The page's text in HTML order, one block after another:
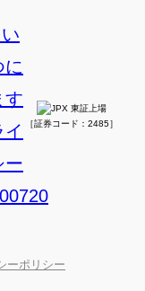
［証券コード：2485］
ーポリシー